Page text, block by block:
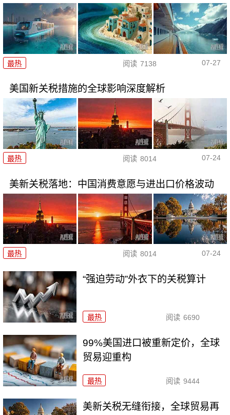
最热 阅读 7138 07-27
美国新关税措施的全球影响深度解析
最热 阅读 8014 07-24
美新关税落地：中国消费意愿与进出口价格波动
最热 阅读 8014 07-24
“强迫劳动”外衣下的关税算计
最热 阅读 6690
99%美国进口被重新定价，全球
贸易迎重构
最热 阅读 9444
美新关税无缝衔接，全球贸易再